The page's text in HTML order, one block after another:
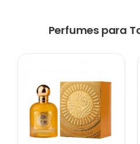
Perfumes para